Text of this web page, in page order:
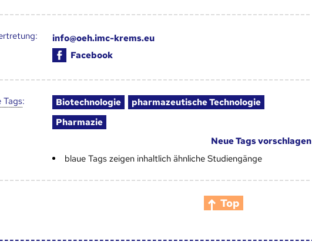
info@oeh.imc-krems.eu
Facebook
Tags: Biotechnologie
pharmazeutische Technologie
Pharmazie
Neue Tags vorschlagen
blaue Tags zeigen inhaltlich ähnliche Studiengänge
Top